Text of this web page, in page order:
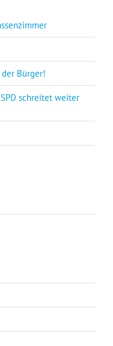
Bürger!
schreitet weiter